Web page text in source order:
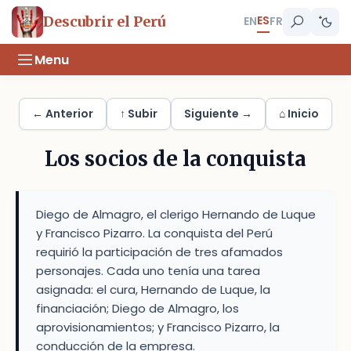
Descubrir el Perú ENESFR
Menu
← Anterior ↑ Subir Siguiente → ⌂ Inicio
Los socios de la conquista
Diego de Almagro, el clerigo Hernando de Luque
y Francisco Pizarro. La conquista del Perú
requirió la participación de tres afamados
personajes. Cada uno tenía una tarea
asignada: el cura, Hernando de Luque, la
financiación; Diego de Almagro, los
aprovisionamientos; y Francisco Pizarro, la
conducción de la empresa.